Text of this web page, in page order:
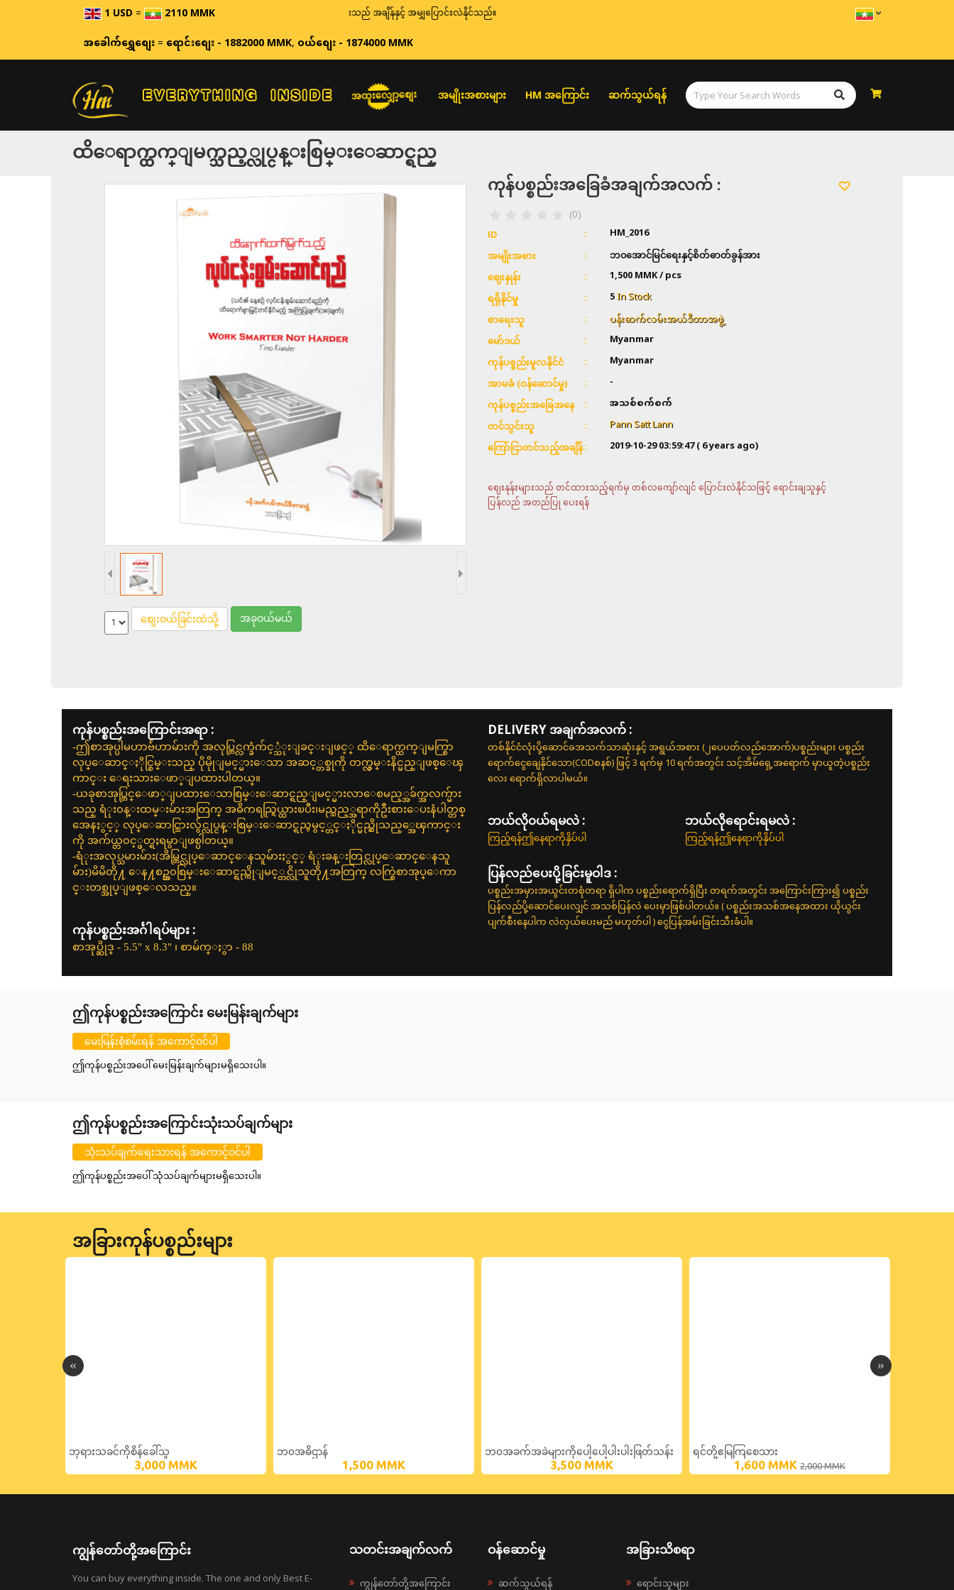
1 USD= 2110 MMK ဈေးနှုန်းများသည် အချိန်နှင့် အမျှပြောင်းလဲနိုင်သည်။
အခေါက်ရွှေစျေး=ရောင်းစျေး - 1882000 MMK,ဝယ်စျေး - 1874000 MMK
အထူးလျှော့စျေး အမျိုးအစားများ HM အကြောင်း ဆက်သွယ်ရန်
ထိေရာက္ထက္ျမက္သည့္လုပ္ငန္းစြမ္းေဆာင္ရည္
ကုန်ပစ္စည်းအခြေခံအချက်အလက် :
(0)
ID HM_2016
အမျိုးအစား
ဘ၀အောင်မြင်ရေးနှင့်စိတ်ဓာတ်ခွန်အား
ဈေးနှုန်း
1,500MMK / pcs
ရရှိနိုင်မှု 5In Stock
စာရေးသူ
ပန်းဆက်လမ်းအယ်ဒီတာအဖွဲ့
မော်ဒယ်
Myanmar
ကုန်ပစ္စည်းမူလနိုင်ငံ Myanmar
အာမခံ (ဝန်ဆောင်မှု) -
ကုန်ပစ္စည်းအခြေအနေ အသစ်စက်စက်
တင်သွင်းသူ Pann Satt Lann
ကြော်ငြာတင်သည့်အချိန် 2019-10-29 03:59:47( 6 years ago)
ဈေးနုန်းများသည် တင်ထားသည့်ရက်မှ တစ်လကျော်လျင် ပြောင်းလဲနိုင်သဖြင့် ရောင်းချသူနှင့်
ပြန်လည် အတည်ပြု ပေးရန်
စျေးဝယ်ခြင်းထဲသို့ အခုဝယ်မယ်
ကုန်ပစ္စည်းအကြောင်းအရာ :
-ဤစာအုပ္ပါမဟာဗ်ဴဟာမ်ားကို အလုပ္တြင္လက္ခံက်င့္သံုးျခင္းျဖင့္ ထိေရာက္ထက္ျမက္စြာ
လုပ္ေဆာင္ႏိုင္စြမ္းသည္ ပိုမိုုျမင့္မားေသာ အဆင့္တစ္ခုကို တက္လွမ္းနိင္မည္ျဖစ္ေၾ
ကာင္း ေရးသားေဖာ္ျပထားပါတယ္။
-ယခုစာအုပ္တြင္ေဖာ္ျပထားေသာစြမ္းေဆာင္ရည္ျမင့္မားလာေစမည့္အခ်က္အလက္မ်ား
သည္ ရံုး၀န္းထမ္းမ်ားအတြက္ အဓိကရည္ရြယ္ထားၿပီး၊မည္သည့္အရာကိုဦးစားေပးနံပါတ္တစ္
အေနႏွင့္ လုပ္ေဆာင္သြားလွ်င္လုပ္ငန္းစြမ္းေဆာင္ရည္ႁမွင့္တင္ႏိုင္မည္ဆိုသည့္အေၾကာင္း
ကို အက်ယ္တ၀င့္ဖတ္ရႈရမွာျဖစ္ပါတယ္။
-ရံုးအလုပ္သမားမ်ား(အိမ္တြင္လုပ္ေဆာင္ေနသူမ်ားႏွင့္ ရံုးခန္းတြင္လုပ္ေဆာင္ေနသူ
မ်ား)မိမိတို႔ ေန႔စဥ္ဘ၀စြမ္းေဆာင္ရည္ကိုျမင့္တင္လိုသူတို႔အတြက္ လက္စြဲစာအုပ္ေကာ
င္းတစ္အုပ္ျဖစ္ေလသည္။
ကုန်ပစ္စည်းအင်္ဂါရပ်များ :
စာအုပ္ဆိုဒ္ - 5.5" x 8.3" ၊ စာမ်က္ႏွာ - 88
DELIVERY အချက်အလက် :
တစ်နိုင်ငံလုံးပို့ဆောင်ခအသက်သာဆုံးနှင့် အရွယ်အစား (၂ပေပတ်လည်အောက်)ပစ္စည်းများ ပစ္စည်း
ရောက်ငွေချေနိုင်သော(CODစနစ်) ဖြင့် 3 ရက်မှ 10 ရက်အတွင်း သင့်အိမ်ရှေ့အရောက် မှာယူတဲ့ပစ္စည်း
လေး ရောက်ရှိလာပါမယ်။
ဘယ်လို၀ယ်ရမလဲ :
ကြည့်ရန်ဤနေရာကိုနှိပ်ပါ
ဘယ်လိုရောင်းရမလဲ :
ကြည့်ရန်ဤနေရာကိုနှိပ်ပါ
ပြန်လည်ပေးပို့ခြင်းမူဝါဒ :
ပစ္စည်းအမှားအယွင်းတစုံတရာ ရှိပါက ပစ္စည်းရောက်ရှိပြီး တရက်အတွင်း အကြောင်းကြား၍ ပစ္စည်း
ပြန်လည်ပို့ဆောင်ပေးလျှင် အသစ်ပြန်လဲ ပေးမှာဖြစ်ပါတယ်။ ( ပစ္စည်းအသစ်အနေအထား ယိုယွင်း
ပျက်စီးနေပါက လဲလှယ်ပေးမည် မဟုတ်ပါ ) ငွေပြန်အမ်းခြင်းသီးခံပါ။
ဤကုန်ပစ္စည်းအကြောင်း မေးမြန်းချက်များ
မေးမြန်းစုံစမ်းရန် အကောင့်ဝင်ပါ
ဤကုန်ပစ္စည်းအပေါ် မေးမြန်းချက်များမရှိသေးပါ။
ဤကုန်ပစ္စည်းအကြောင်းသုံးသပ်ချက်များ
သုံးသပ်ချက်ရေးသားရန် အကောင့်ဝင်ပါ
ဤကုန်ပစ္စည်းအပေါ် သုံသပ်ချက်များမရှိသေးပါ။
အခြားကုန်ပစ္စည်းများ
ဘုရားသခင်ကိုစိန်ခေါ်သူ
3,000 MMK
ဘ၀အဓိဌာန်
1,500 MMK
ဘ၀အခက်အခဲများကိုပေါ့ပေါ့ပါးပါးဖြတ်သန်း
3,500 MMK
ရင်တို့ဧမြကြစေသား
1,600 MMK 2,000 MMK
ကျွန်တော်တို့အကြောင်း
You can buy everything inside. The one and only Best E-
သတင်းအချက်လက်
ကျွန်တော်တို့အကြောင်း
ဝန်ဆောင်မှု
ဆက်သွယ်ရန်
အခြားသိစရာ
ရောင်းသူများ